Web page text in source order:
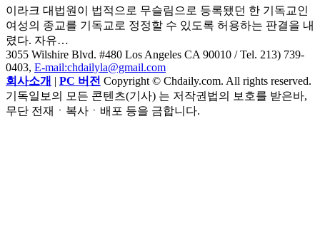
이라크 대법원이 법적으로 무슬림으로 등록됐던 한 기독교인
여성의 종교를 기독교로 정정할 수 있도록 허용하는 판결을 내
렸다. 자유…
3055 Wilshire Blvd. #480 Los Angeles CA 90010 / Tel. 213) 739-
0403, E-mail:chdailyla@gmail.com
회사소개 | PC 버전 Copyright © Chdaily.com. All rights reserved.
기독일보의 모든 콘텐츠(기사) 는 저작권법의 보호를 받은바,
무단 전재ㆍ복사ㆍ배포 등을 금합니다.